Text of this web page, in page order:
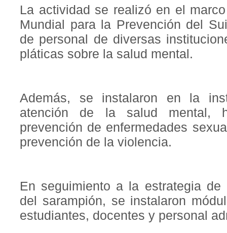
La actividad se realizó en el
Mundial para la Prevención del
de personal de diversas
pláticas sobre la salud mental.
Además, se instalaron en la
atención de la salud mental,
prevención de enfermedades
prevención de la violencia.
En seguimiento a la estrategia de
del sarampión, se instalaron
estudiantes, docentes y personal